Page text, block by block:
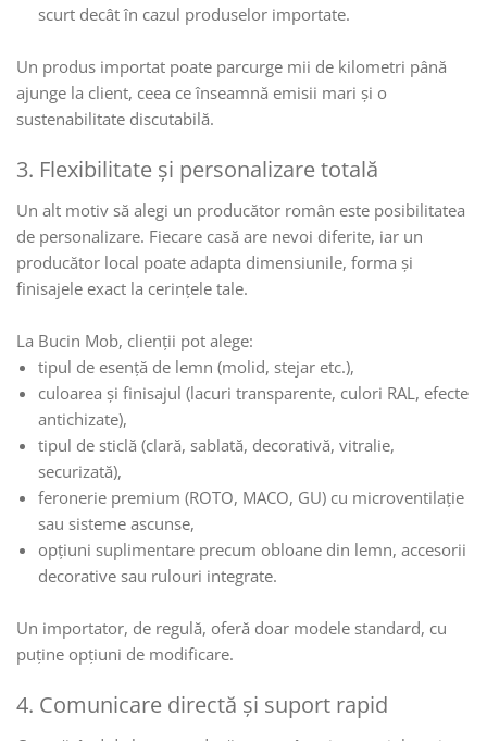
scurt decât în cazul produselor importate.
Un produs importat poate parcurge mii de kilometri până
ajunge la client, ceea ce înseamnă emisii mari și o
sustenabilitate discutabilă.
3. Flexibilitate și personalizare totală
Un alt motiv să alegi un producător român este posibilitatea
de personalizare. Fiecare casă are nevoi diferite, iar un
producător local poate adapta dimensiunile, forma și
finisajele exact la cerințele tale.
La Bucin Mob, clienții pot alege:
tipul de esență de lemn (molid, stejar etc.),
culoarea și finisajul (lacuri transparente, culori RAL, efecte
antichizate),
tipul de sticlă (clară, sablată, decorativă, vitralie,
securizată),
feronerie premium (ROTO, MACO, GU) cu microventilație
sau sisteme ascunse,
opțiuni suplimentare precum obloane din lemn, accesorii
decorative sau rulouri integrate.
Un importator, de regulă, oferă doar modele standard, cu
puține opțiuni de modificare.
4. Comunicare directă și suport rapid